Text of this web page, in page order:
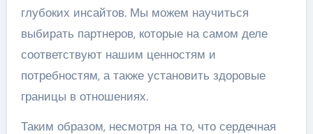
глубоких инсайтов. Мы можем научиться
выбирать партнеров, которые на самом деле
соответствуют нашим ценностям и
потребностям, а также установить здоровые
границы в отношениях.
Таким образом, несмотря на то, что сердечная